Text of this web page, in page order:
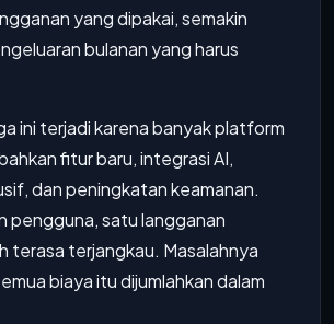
yang dipakai, semakin
bulanan yang harus
ini terjadi karena banyak platform
fitur baru, integrasi AI,
dan peningkatan keamanan.
pengguna, satu langganan
terasa terjangkau. Masalahnya
biaya itu dijumlahkan dalam